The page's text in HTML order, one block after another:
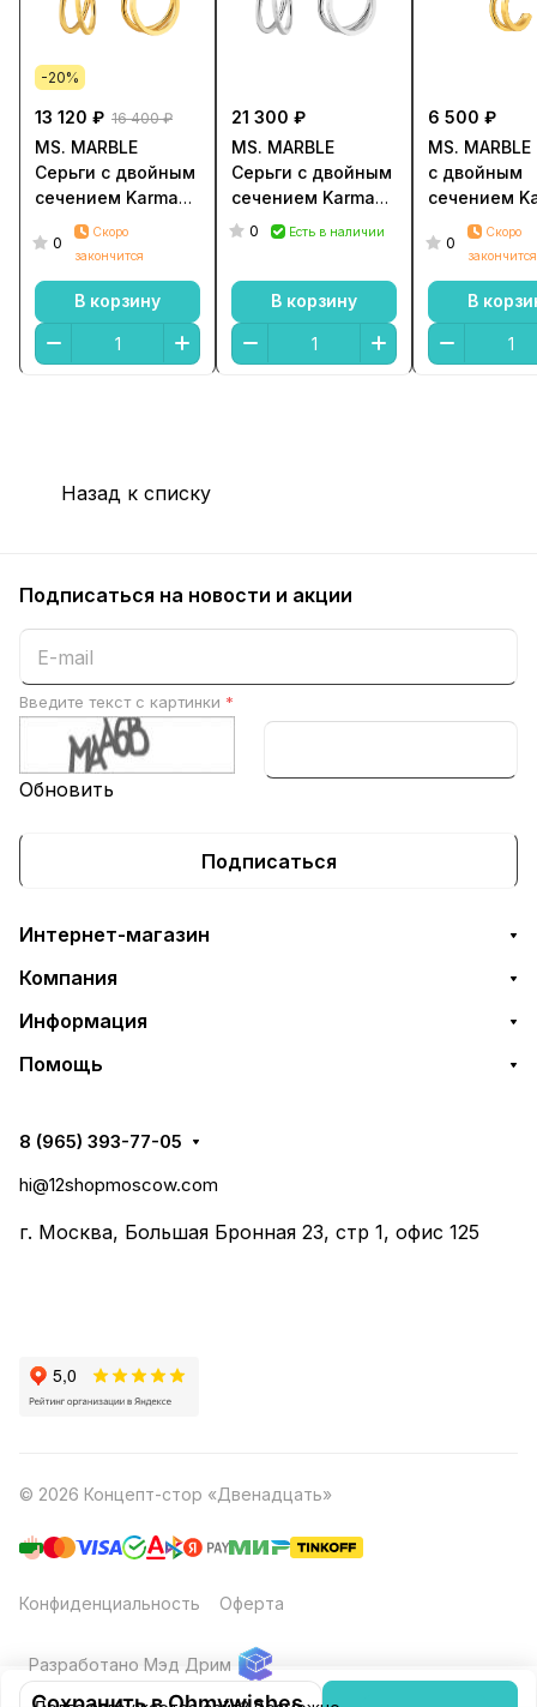
-20%
13 120 ₽ 16 400 ₽
MS. MARBLE
Серьги с двойным
сечением Karma
new age позолота
0
Скоро
закончится
В корзину
21 300 ₽
MS. MARBLE
Серьги с двойным
сечением Karma
new age серебро
0 Есть в наличии
В корзину
6 500 ₽
MS.
с двойным
сечением
new age
0
Скоро
закончится
В
Назад к списку
Подписаться на новости и акции
Введите текст с картинки *
Обновить
Подписаться
Интернет-магазин
Компания
Информация
Помощь
8 (965) 393-77-05
hi@12shopmoscow.com
г. Москва, Большая Бронная 23, стр 1, офис 125
© 2026 Концепт-стор «Двенадцать»
Конфиденциальность Оферта
Разработано Мэд Дрим